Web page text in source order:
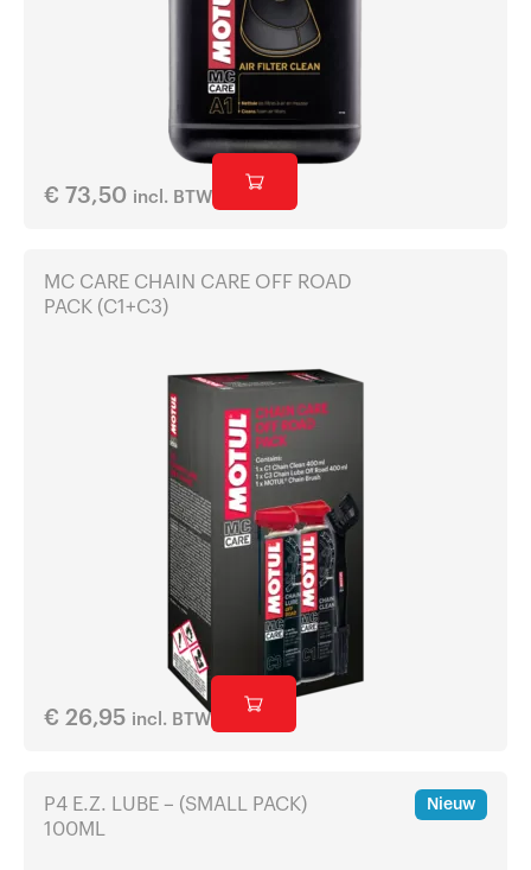
€ 73,50 incl. BTW
MC CARE CHAIN CARE OFF ROAD
PACK (C1+C3)
€ 26,95 incl. BTW
Nieuw
P4 E.Z. LUBE – (SMALL PACK)
100ML